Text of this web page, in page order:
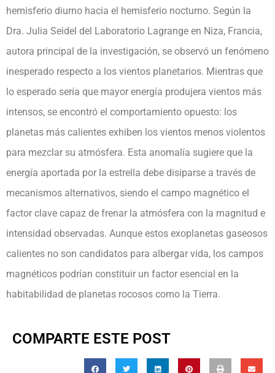
hemisferio diurno hacia el hemisferio nocturno. Según la
Dra. Julia Seidel del Laboratorio Lagrange en Niza, Francia,
autora principal de la investigación, se observó un fenómeno
inesperado respecto a los vientos planetarios. Mientras que
lo esperado sería que mayor energía produjera vientos más
intensos, se encontró el comportamiento opuesto: los
planetas más calientes exhiben los vientos menos violentos
para mezclar su atmósfera. Esta anomalía sugiere que la
energía aportada por la estrella debe disiparse a través de
mecanismos alternativos, siendo el campo magnético el
factor clave capaz de frenar la atmósfera con la magnitud e
intensidad observadas. Aunque estos exoplanetas gaseosos
calientes no son candidatos para albergar vida, los campos
magnéticos podrían constituir un factor esencial en la
habitabilidad de planetas rocosos como la Tierra.
COMPARTE ESTE POST